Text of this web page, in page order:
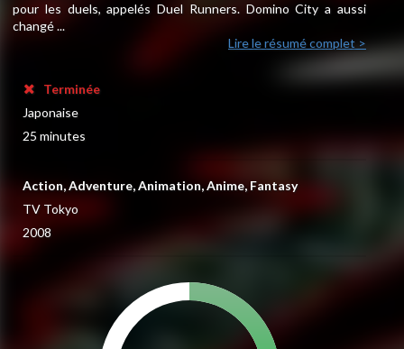
pour les duels, appelés Duel Runners. Domino City a aussi
changé ...
Lire le résumé complet >
Terminée
Japonaise
25 minutes
Action, Adventure, Animation, Anime, Fantasy
TV Tokyo
2008